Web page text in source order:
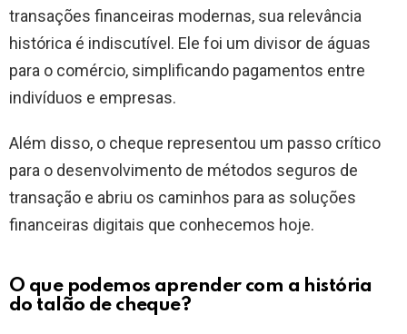
transações financeiras modernas, sua relevância
histórica é indiscutível. Ele foi um divisor de águas
para o comércio, simplificando pagamentos entre
indivíduos e empresas.
Além disso, o cheque representou um passo crítico
para o desenvolvimento de métodos seguros de
transação e abriu os caminhos para as soluções
financeiras digitais que conhecemos hoje.
O que podemos aprender com a história
do talão de cheque?